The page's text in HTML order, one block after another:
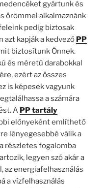
gyártunk és
örömmel alkalmaznánk
pedig biztosak
azt kapják a kedvező PP
biztosítunk Önnek.
és méretű darabokkal
ezért az összes
is képesek vagyunk
a számára
A PP tartály
előnyeként említhető
lényegesebbé válik a
részletes fogalomba
legyen szó akár a
az energiafelhasználás
a vízfelhasználás